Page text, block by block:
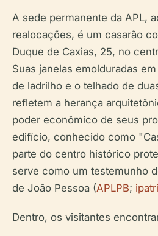
A sede permanente da APL,
realocações, é um casarão
Duque de Caxias, 25, no
Suas janelas emolduradas
de ladrilho e o telhado de
refletem a herança
poder econômico de seus
edifício, conhecido como
parte do centro histórico
serve como um testemunho
de João Pessoa (APLPB;
Dentro, os visitantes